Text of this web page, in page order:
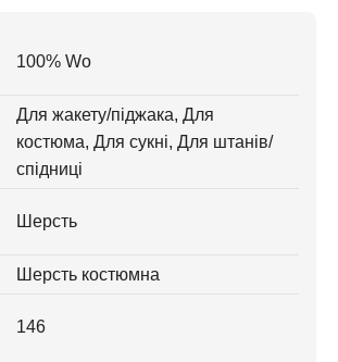
100% Wo
Для жакету/піджака, Для
костюма, Для сукні, Для штанів/
спідниці
Шерсть
Шерсть костюмна
146